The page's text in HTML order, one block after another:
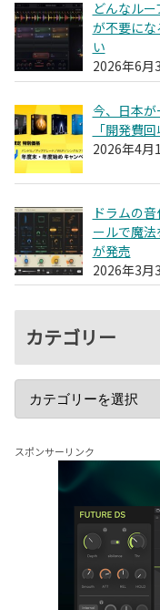
どんなル
が不要に
い
2026年6月
今、日本
「開発費
2026年4月
ドラムの
ールで魔
が発売
2026年3月
カテゴリー
スポンサーリンク